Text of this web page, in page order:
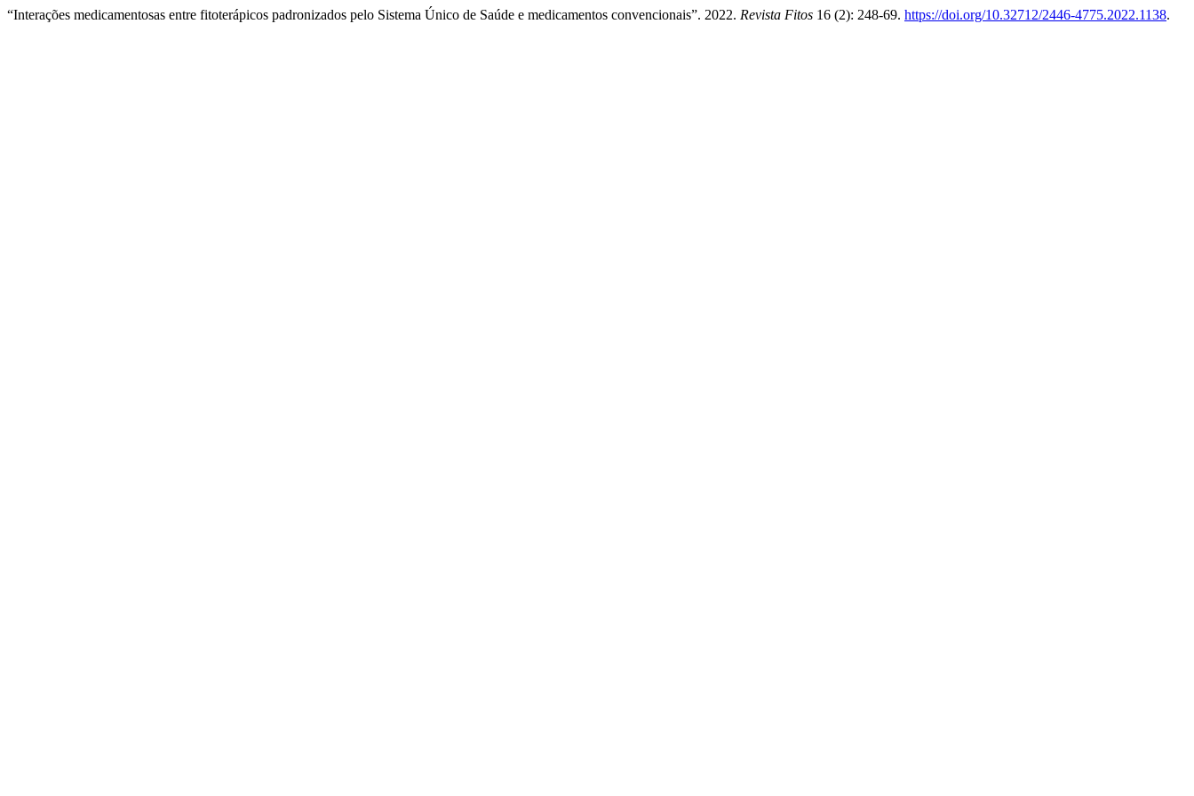
“Interações medicamentosas entre fitoterápicos padronizados pelo Sistema Único de Saúde e medicamentos convencionais”. 2022. Revista Fitos 16 (2): 248-69. https://doi.org/10.32712/2446-4775.2022.1138.